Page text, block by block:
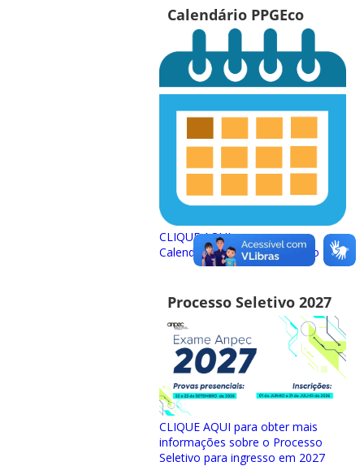
Calendário PPGEco
CLIQUE AQUI para acessar o
Calendário Interno do PPGEco
Processo Seletivo 2027
CLIQUE AQUI para obter mais
informações sobre o Processo
Seletivo para ingresso em 2027